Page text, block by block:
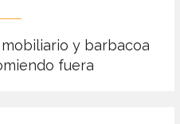
y barbacoa
fuera